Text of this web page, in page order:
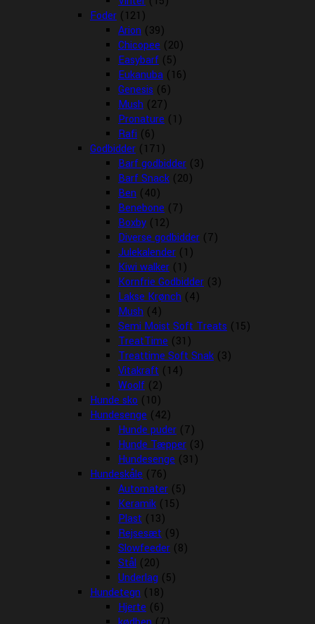
Foder (121)
Arion (39)
Chicopee (20)
Easybarf (5)
Eukanuba (16)
Genesis (6)
Mush (27)
Pronature (1)
Rafi (6)
Godbidder (171)
Barf godbidder (3)
Barf Snack (20)
Ben (40)
Benebone (7)
Boxby (12)
Diverse godbidder (7)
Julekalender (1)
Kiwi walker (1)
Kornfrie Godbidder (3)
Lakse Krønch (4)
Mush (4)
Semi Moist Soft Treats (15)
TreatTime (31)
Treattime Soft Snak (3)
Vitakraft (14)
Woolf (2)
Hunde sko (10)
Hundesenge (42)
Hunde puder (7)
Hunde Tæpper (3)
Hundesenge (31)
Hundeskåle (76)
Automater (5)
Keramik (15)
Plast (13)
Rejsesæt (9)
Slowfeeder (8)
Stål (20)
Underlag (5)
Hundetegn (18)
Hjerte (6)